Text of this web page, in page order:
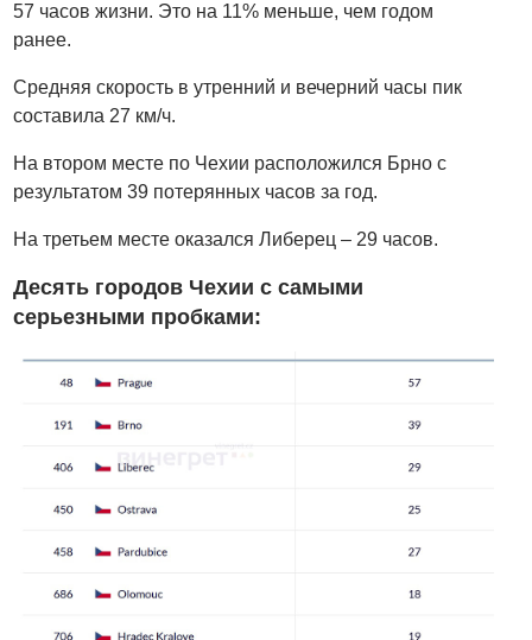
57 часов жизни. Это на 11% меньше, чем годом
ранее.
Средняя скорость в утренний и вечерний часы пик
составила 27 км/ч.
На втором месте по Чехии расположился Брно с
результатом 39 потерянных часов за год.
На третьем месте оказался Либерец – 29 часов.
Десять городов Чехии с самыми
серьезными пробками: